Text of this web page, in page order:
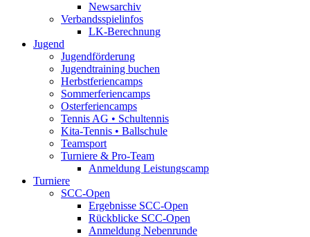
Newsarchiv
Verbandsspielinfos
LK-Berechnung
Jugend
Jugendförderung
Jugendtraining buchen
Herbstferiencamps
Sommerferiencamps
Osterferiencamps
Tennis AG • Schultennis
Kita-Tennis • Ballschule
Teamsport
Turniere & Pro-Team
Anmeldung Leistungscamp
Turniere
SCC-Open
Ergebnisse SCC-Open
Rückblicke SCC-Open
Anmeldung Nebenrunde